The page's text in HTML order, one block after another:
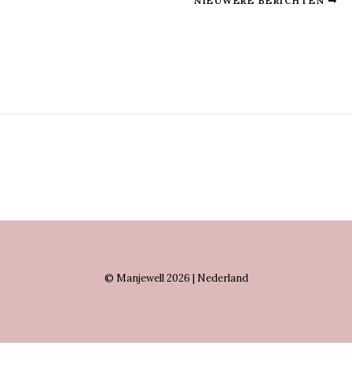
© Manjewell 2026 | Nederland